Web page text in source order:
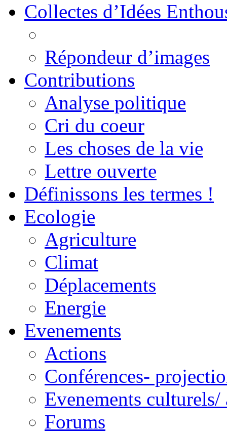
Collectes d’Idées
Répondeur d’images
Contributions
Analyse politique
Cri du coeur
Les choses de la vie
Lettre ouverte
Définissons les termes !
Ecologie
Agriculture
Climat
Déplacements
Energie
Evenements
Actions
Conférences-
Evenements culturels/
Forums